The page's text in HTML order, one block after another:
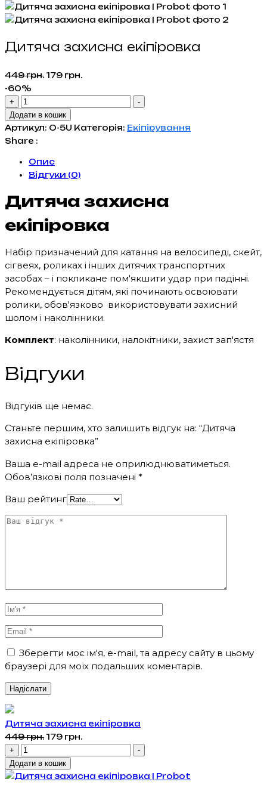
Дитяча захисна екіпіровка
449грн. Оригінальна
179 грн.
-60%
+
Дитяча
захисна
екіпіровка
кількість
-
Додати в кошик
Артикул: O-5U Категорія: Екіпірування
Share :
Опис
Відгуки (0)
Дитяча захисна
екіпіровка
Набір призначений для катання на велосипеді, скейт,
сігвеях, роликах і інших дитячих транспортних
засобах – і покликане пом'якшити удар при падінні.
Рекомендується дітям, які починають освоювати
ролики, обов'язково використовувати захисний
шолом і наколінники.
Комплект: наколінники, налокітники, захист зап'ястя
Відгуки
Відгуків ще немає.
Станьте першим, хто залишить відгук на: “Дитяча
захисна екіпіровка”
Ваша e-mail адреса не оприлюднюватиметься.
Обов’язкові поля позначені *
Ваш рейтинг
Зберегти моє ім'я, e-mail, та адресу сайту в цьому
браузері для моїх подальших коментарів.
Дитяча захисна екіпіровка
449грн. Оригінальна
449 грн..
179 грн.Поточна
+
Дитяча
захисна
екіпіровка
-
Додати в кошик